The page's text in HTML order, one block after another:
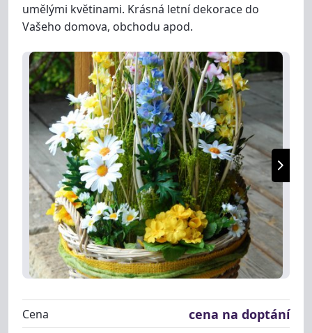
umělými květinami. Krásná letní dekorace do
Vašeho domova, obchodu apod.
Cena cena na doptání